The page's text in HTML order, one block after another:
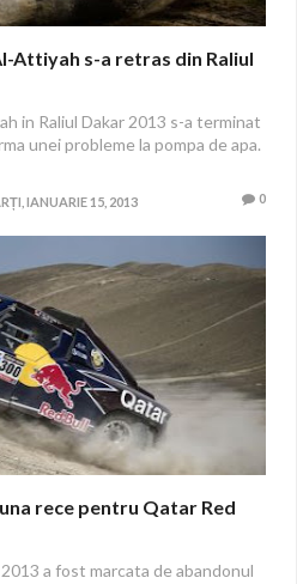
Attiyah s-a retras din Raliul
in Raliul Dakar 2013 s-a terminat
unei probleme la pompa de apa.
IANUARIE 15, 2013 0
rece pentru Qatar Red
a fost marcata de abandonul